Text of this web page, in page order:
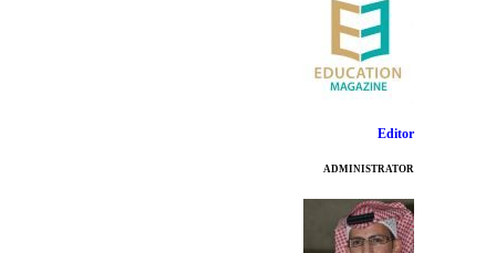
Editor
ADMINISTRATOR